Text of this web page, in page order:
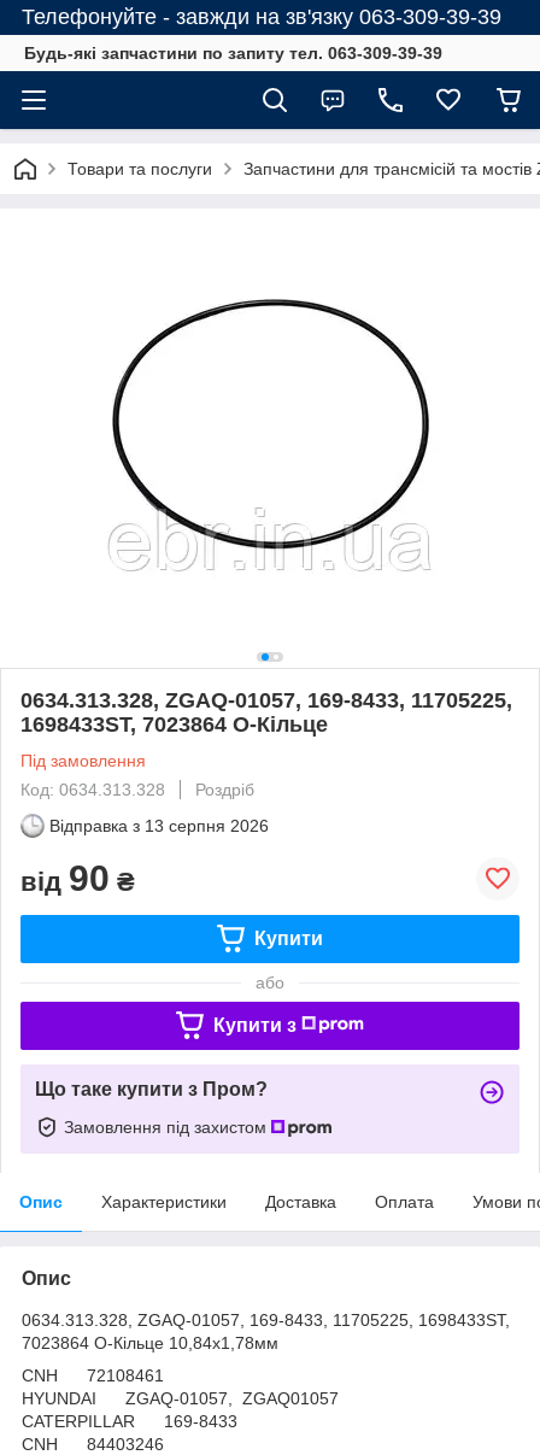
Телефонуйте - завжди на зв'язку 063-309-39-39
Будь-які запчастини по запиту тел. 063-309-39-39
Товари та послуги Запчастини для трансмісій та мостів
0634.313.328, ZGAQ-01057, 169-8433, 11705225,
1698433ST, 7023864 O-Кільце
Під замовлення
Код: 0634.313.328
Роздріб
Відправка з 13 серпня 2026
від 90 ₴
Купити
або
Купити з
Що таке купити з Пром?
Замовлення під захистом
Опис Характеристики Доставка Оплата Умови
Опис
0634.313.328, ZGAQ-01057, 169-8433, 11705225, 1698433ST,
7023864 O-Кільце 10,84х1,78мм
CNH 72108461
HYUNDAI ZGAQ-01057, ZGAQ01057
CATERPILLAR 169-8433
CNH 84403246